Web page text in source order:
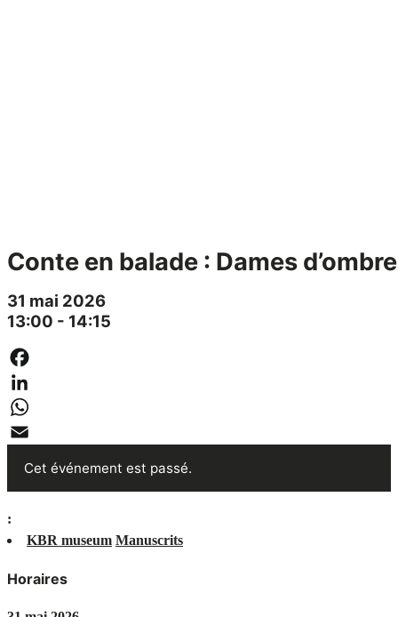
Conte en balade : Dames
31 mai 2026
13:00 - 14:15
Facebook
LinkedIn
WhatsApp
Cet événement est passé.
:
KBR museum Manuscrits
Horaires